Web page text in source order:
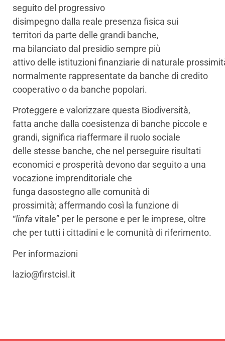
seguito del progressivo
disimpegno dalla reale presenza fisica sui
territori da parte delle grandi banche,
ma bilanciato dal presidio sempre più
attivo delle istituzioni finanziarie di naturale
normalmente rappresentate da banche di credito
cooperativo o da banche popolari.
Proteggere e valorizzare questa Biodiversità,
fatta anche dalla coesistenza di banche piccole e
grandi, significa riaffermare il ruolo sociale
delle stesse banche, che nel perseguire risultati
economici e prosperità devono dar seguito a una
vocazione imprenditoriale che
funga dasostegno alle comunità di
prossimità; affermando così la funzione di
“linfa vitale” per le persone e per le imprese, oltre
che per tutti i cittadini e le comunità di riferimento.
Per informazioni
lazio@firstcisl.it